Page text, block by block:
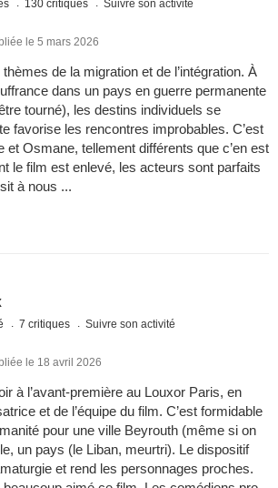
130 critiques Suivre son activité
le 5 mars 2026
de la migration et de l’intégration. À
dans un pays en guerre permanente
tourné), les destins individuels se
favorise les rencontres improbables. C’est
et Osmane, tellement différents que c’en est
le film est enlevé, les acteurs sont parfaits
à nous ...
7 critiques Suivre son activité
le 18 avril 2026
à l’avant-première au Louxor Paris, en
et de l’équipe du film. C’est formidable
pour une ville Beyrouth (même si on
un pays (le Liban, meurtri). Le dispositif
et rend les personnages proches.